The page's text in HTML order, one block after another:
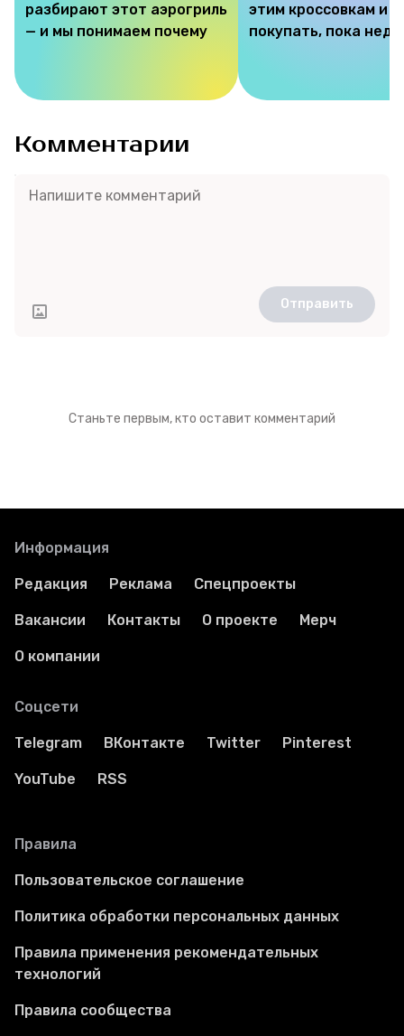
разбирают этот аэрогриль
— и мы понимаем почему
этим кроссовкам и
покупать, пока
Комментарии
Отправить
Станьте первым, кто оставит комментарий
Информация
Редакция Реклама Спецпроекты
Вакансии Контакты О проекте Мерч
О компании
Соцсети
Telegram ВКонтакте Twitter Pinterest
YouTube RSS
Правила
Пользовательское соглашение
Политика обработки персональных данных
Правила применения рекомендательных
технологий
Правила сообщества